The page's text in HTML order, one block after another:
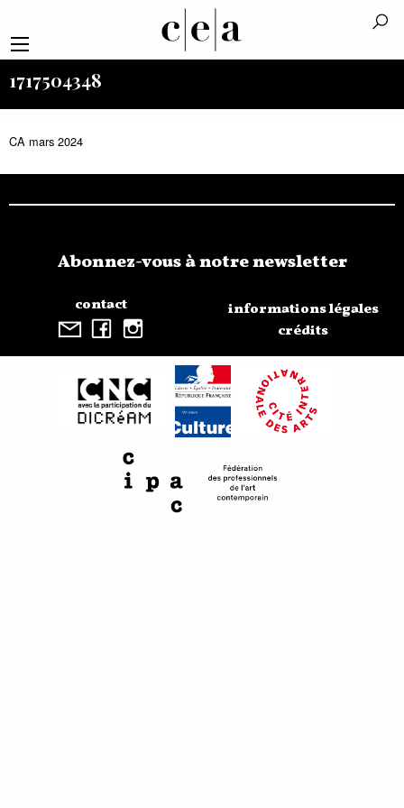
1717504348
CA mars 2024
contact
Abonnez-vous à notre newsletter
informations légales
crédits